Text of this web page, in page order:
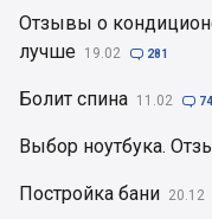
Отзывы о
лучше 19.02  281
Болит спина 11.02  74
Выбор ноутбука.
Постройка бани 20.12